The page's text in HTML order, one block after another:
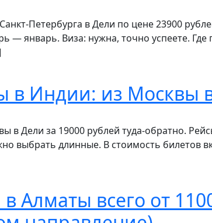
Петербурга в Дели по цене 23900
— январь. Виза: нужна, точно успеете.
в Индии: из Москвы
в Дели за 19000 рублей туда-обратно.
выбрать длинные. В стоимость билетов
Алматы всего от